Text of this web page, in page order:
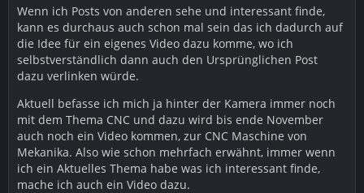
Wenn ich Posts von anderen sehe und interessant finde,
kann es durchaus auch schon mal sein das ich dadurch auf
die Idee für ein eigenes Video dazu komme, wo ich
selbstverständlich dann auch den Ursprünglichen Post
dazu verlinken würde.
Aktuell befasse ich mich ja hinter der Kamera immer noch
mit dem Thema CNC und dazu wird bis ende November
auch noch ein Video kommen, zur CNC Maschine von
Mekanika. Also wie schon mehrfach erwähnt, immer wenn
ich ein Aktuelles Thema habe was ich interessant finde,
mache ich auch ein Video dazu.